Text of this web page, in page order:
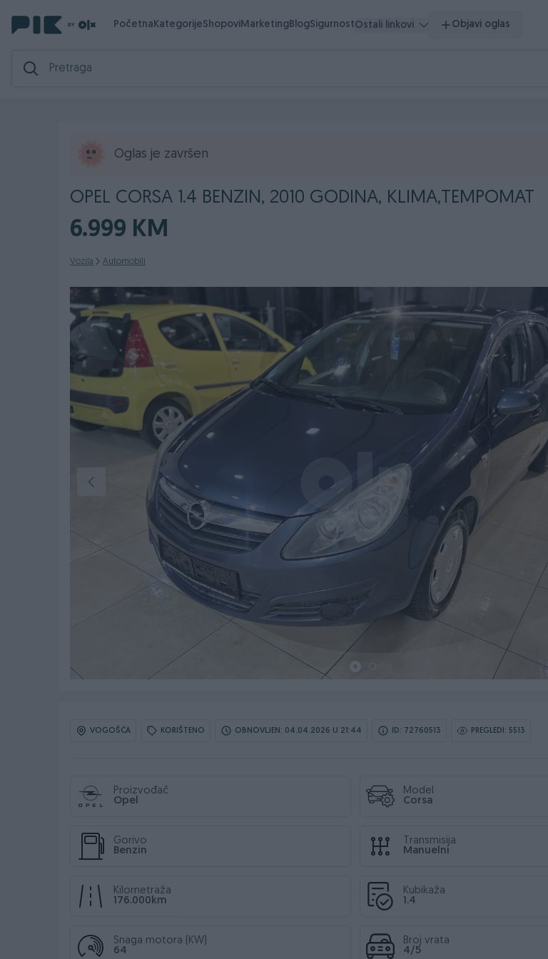
PočetnaKategorijeShopoviMarketingBlogSigurnostOstali linkovi Objavi oglas
Oglas je završen
OPEL CORSA 1.4 BENZIN, 2010 GODINA, KLIMA,TEMPOMAT
6.999 KM
Vozila Automobili
VOGOŠĆA KORIŠTENO OBNOVLJEN: 04.04.2026 U 21:44 ID: 72760513 PREGLEDI: 5513
Proizvođač
Opel
Model
Corsa
Gorivo
Benzin
Transmisija
Manuelni
Kilometraža
176.000km
Kubikaža
1.4
Snaga motora (KW)
64
Broj vrata
4/5